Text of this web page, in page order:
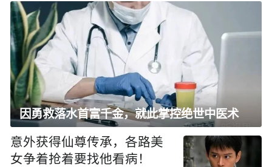
因勇救落水首富千金，就此掌控绝世中医术
意外获得仙尊传承，各路美
女争着抢着要找他看病！